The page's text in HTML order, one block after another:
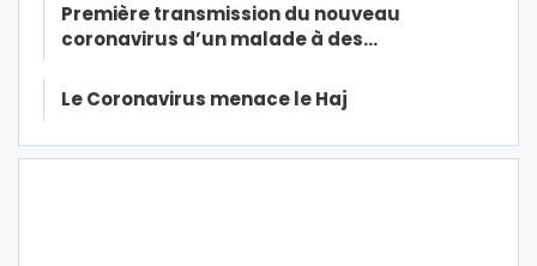
Première transmission du nouveau
coronavirus d’un malade à des…
Le Coronavirus menace le Haj